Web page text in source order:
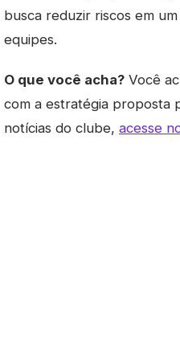
busca reduzir riscos em
equipes.
O que você acha? Você
com a estratégia proposta
notícias do clube, acesse